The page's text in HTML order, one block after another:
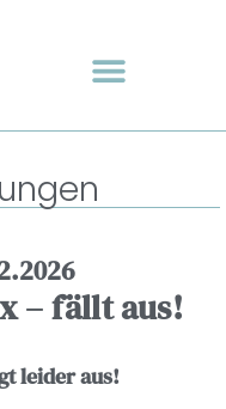
– fällt aus!
leider aus!